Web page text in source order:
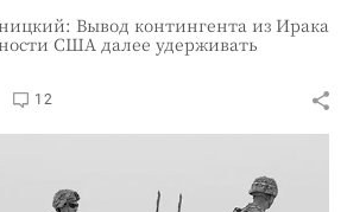
Вывод контингента из Ирака
США далее удерживать
12